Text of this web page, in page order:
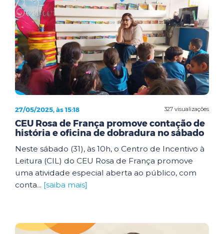
327 visualizações
27/05/2025, às 15:18
CEU Rosa de França promove contação de
história e oficina de dobradura no sábado
Neste sábado (31), às 10h, o Centro de Incentivo à
Leitura (CIL) do CEU Rosa de França promove
uma atividade especial aberta ao público, com
conta... [saiba mais]